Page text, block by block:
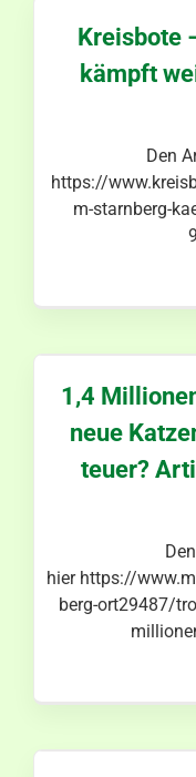
Kreisbote
kämpft
Den
https://
m-starnberg-
1,4
neue
teuer?
hier https://
berg-ort29487/